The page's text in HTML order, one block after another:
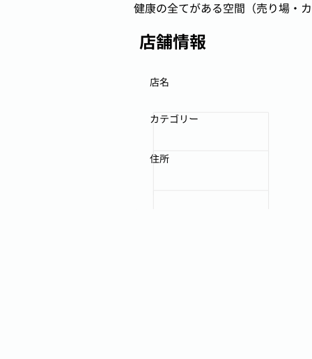
健康の全てがある空間（売り場・
店舗情報
店名
カテゴリー
住所